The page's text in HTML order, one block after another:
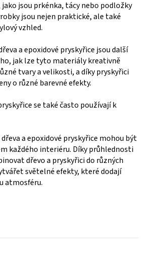
jsou prkénka, tácy nebo podložky
jsou nejen praktické, ale také
vzhled.
a epoxidové pryskyřice jsou další
jak lze tyto materiály kreativně
tvary a velikosti, a díky pryskyřici
o různé barevné efekty.
se také často používají k
a epoxidové pryskyřice mohou být
každého interiéru. Díky průhlednosti
dřevo a pryskyřici do různých
světelné efekty, které dodají
atmosféru.